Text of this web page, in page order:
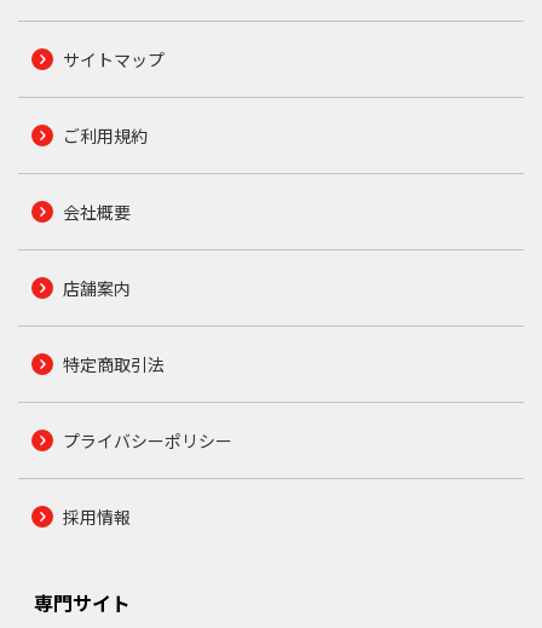
サイトマップ
ご利用規約
会社概要
店舗案内
特定商取引法
プライバシーポリシー
採用情報
専門サイト